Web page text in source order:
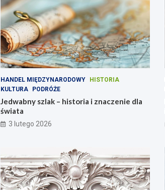
HANDEL MIĘDZYNARODOWY
HISTORIA
KULTURA
PODRÓŻE
Jedwabny szlak – historia i znaczenie dla
świata
3 lutego 2026